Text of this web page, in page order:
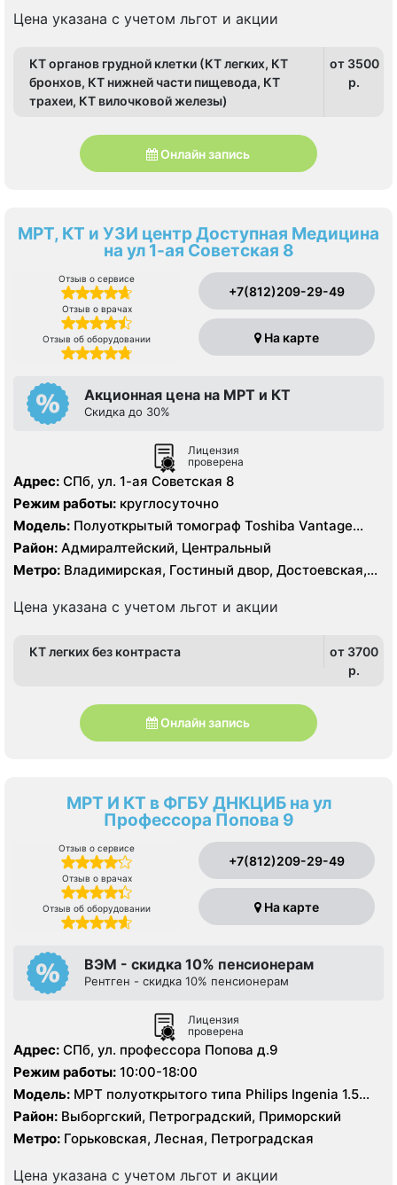
Цена указана с учетом льгот и акции
КТ органов грудной клетки (КТ легких, КТ
бронхов, КТ нижней части пищевода, КТ
трахеи, КТ вилочковой железы)
от 3500
p.
Онлайн запись
МРТ, КТ и УЗИ центр Доступная Медицина
на ул 1-ая Советская 8
Отзыв о сервисе
Отзыв о врачах
Отзыв об оборудовании
+7(812)209-29-49
На карте
Акционная цена на МРТ и КТ
Скидка до 30%
Лицензия
проверена
Адрес: СПб, ул. 1-ая Советская 8
Режим работы: круглосуточно
Модель: Полуоткрытый томограф Toshiba Vantage
Titan 1.5 Тесла, КТ Toshiba Aquilion CX 128 срезов, УЗИ
Район: Адмиралтейский, Центральный
Метро: Владимирская, Гостиный двор, Достоевская,
Площадь Александра Невского, Площадь Восстания,
Пушкинская
Цена указана с учетом льгот и акции
КТ легких без контраста
от 3700
p.
Онлайн запись
МРТ И КТ в ФГБУ ДНКЦИБ на ул
Профессора Попова 9
Отзыв о сервисе
Отзыв о врачах
Отзыв об оборудовании
+7(812)209-29-49
На карте
ВЭМ - скидка 10% пенсионерам
Рентген - скидка 10% пенсионерам
Лицензия
проверена
Адрес: СПб, ул. профессора Попова д.9
Режим работы: 10:00-18:00
Модель: МРТ полуоткрытого типа Philips Ingenia 1.5
Тесла, КТ Philips Ingenuity 128 срезов
Район: Выборгский, Петроградский, Приморский
Метро: Горьковская, Лесная, Петроградская
Цена указана с учетом льгот и акции